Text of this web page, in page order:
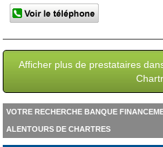
Afficher plus de prestataires
VOTRE RECHERCHE BANQUE
ALENTOURS DE CHARTRES